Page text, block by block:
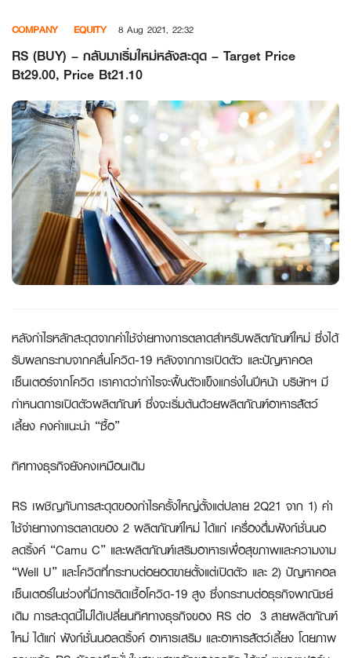
content
COMPANY EQUITY 8 Aug 2021, 22:32
RS (BUY) – กลับมาเริ่มใหม่หลังสะดุด – Target Price
Bt29.00, Price Bt21.10
หลังกำไรหลักสะดุดจากค่าใช้จ่ายทางการตลาดสำหรับผลิตภัณฑ์ใหม่ ซึ่งได้
รับผลกระทบจากคลื่นโควิด-19 หลังจากการเปิดตัว และปัญหาคอล
เซ็นเตอร์จากโควิด เราคาดว่ากำไรจะฟื้นตัวแข็งแกร่งในปีหน้า บริษัทฯ มี
กำหนดการเปิดตัวผลิตภัณฑ์ ซึ่งจะเริ่มต้นด้วยผลิตภัณฑ์อาหารสัตว์
เลี้ยง คงคำแนะนำ “ซื้อ”
ทิศทางธุรกิจยังคงเหมือนเดิม
RS เผชิญกับการสะดุดของกำไรครั้งใหญ่ตั้งแต่ปลาย 2Q21 จาก 1) ค่า
ใช้จ่ายทางการตลาดของ 2 ผลิตภัณฑ์ใหม่ ได้แก่ เครื่องดื่มฟังก์ชั่นนอ
ลดริ้งค์ “Camu C” และผลิตภัณฑ์เสริมอาหารเพื่อสุขภาพและความงาม
“Well U” และโควิดที่กระทบต่อยอดขายตั้งแต่เปิดตัว และ 2) ปัญหาคอล
เซ็นเตอร์ในช่วงที่มีการติดเชื้อโควิด-19 สูง ซึ่งกระทบต่อธุรกิจพาณิชย์
เดิม การสะดุดนี้ไม่ได้เปลี่ยนทิศทางธุรกิจของ RS ต่อ 3 สายผลิตภัณฑ์
ใหม่ ได้แก่ ฟังก์ชั่นนอลดริ้งค์ อาหารเสริม และอาหารสัตว์เลี้ยง โดยภาพ